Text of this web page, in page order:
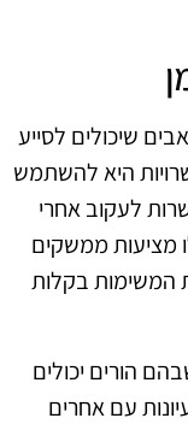
שיכולים לסייע
היא להשתמש
לעקוב אחרי
מציעות ממשקים
המשימות בקלות
הורים יכולים
עם אחרים